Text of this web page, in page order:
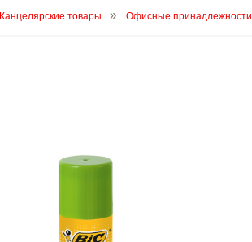
Канцелярские товары Офисные принадлежности